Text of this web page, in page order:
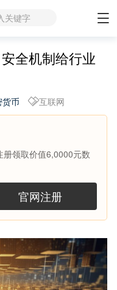
关键字
全机制给行业
货币 互联网
领取价值6,0000元数
官网注册